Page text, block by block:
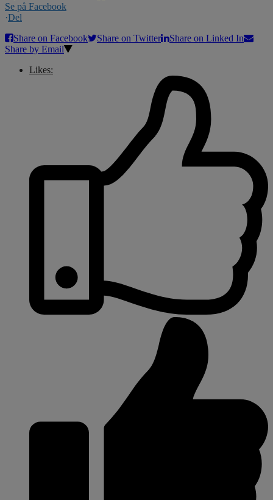
Se på Facebook
·Del
Share on Facebook
Share on Twitter
Share on Linked In
Share by Email
Likes: